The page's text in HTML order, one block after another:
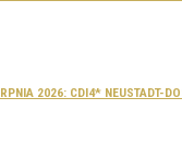
2026: CDI4* NEUSTADT-